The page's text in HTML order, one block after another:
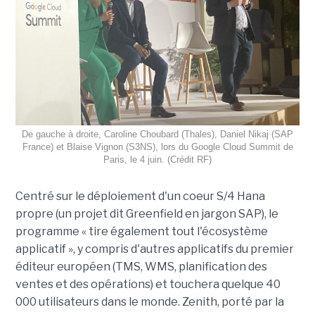
De gauche à droite, Caroline Choubard (Thales), Daniel Nikaj (SAP
France) et Blaise Vignon (S3NS), lors du Google Cloud Summit de
Paris, le 4 juin. (Crédit RF)
Centré sur le déploiement d'un coeur S/4 Hana
propre (un projet dit Greenfield en jargon SAP), le
programme « tire également tout l'écosystème
applicatif », y compris d'autres applicatifs du premier
éditeur européen (TMS, WMS, planification des
ventes et des opérations) et touchera quelque 40
000 utilisateurs dans le monde. Zenith, porté par la